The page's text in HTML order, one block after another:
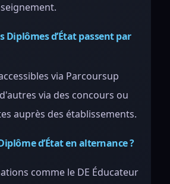
Diplômes d’État passent par
via Parcoursup
via des concours ou
auprès des établissements.
d’État en alternance ?
comme le DE Éducateur